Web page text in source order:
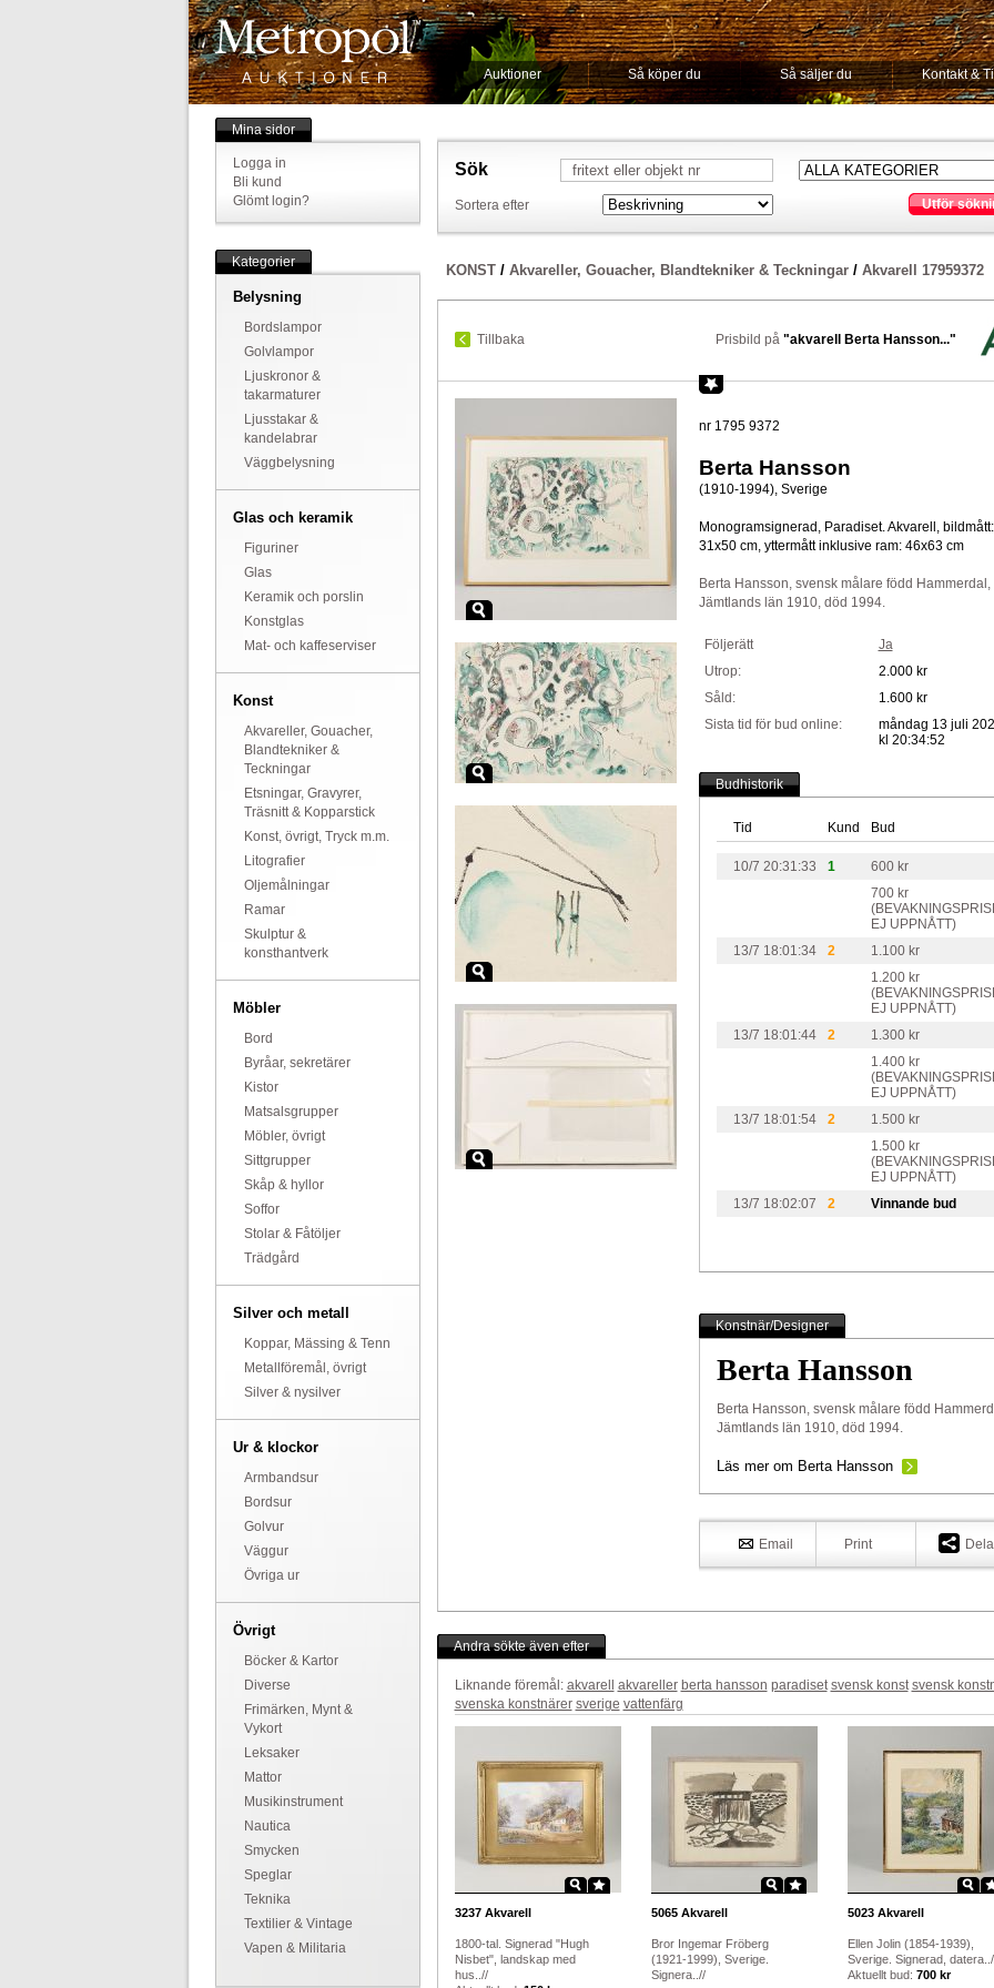
Auktioner Så köper du Så säljer du Kontakt &
Mina sidor
Logga in
Bli kund
Glömt login?
Kategorier
Belysning
Bordslampor
Golvlampor
Ljuskronor &
takarmaturer
Ljusstakar &
kandelabrar
Väggbelysning
Glas och keramik
Figuriner
Glas
Keramik och porslin
Konstglas
Mat- och kaffeserviser
Konst
Akvareller, Gouacher,
Blandtekniker &
Teckningar
Etsningar, Gravyrer,
Träsnitt & Kopparstick
Konst, övrigt, Tryck m.m.
Litografier
Oljemålningar
Ramar
Skulptur &
konsthantverk
Möbler
Bord
Byråar, sekretärer
Kistor
Matsalsgrupper
Möbler, övrigt
Sittgrupper
Skåp & hyllor
Soffor
Stolar & Fåtöljer
Trädgård
Silver och metall
Koppar, Mässing & Tenn
Metallföremål, övrigt
Silver & nysilver
Ur & klockor
Armbandsur
Bordsur
Golvur
Väggur
Övriga ur
Övrigt
Böcker & Kartor
Diverse
Frimärken, Mynt &
Vykort
Leksaker
Mattor
Musikinstrument
Nautica
Smycken
Speglar
Teknika
Textilier & Vintage
Vapen & Militaria
Sök
Sortera efter Utför
KONST/ Akvareller, Gouacher, Blandtekniker & Teckningar/ Akvarell 17959372
Tillbaka Prisbild på "akvarell Berta Hansson..."
nr 1795 9372
Berta Hansson
(1910-1994), Sverige
Monogramsignerad, Paradiset. Akvarell, bildmått:
31x50 cm, yttermått inklusive ram: 46x63 cm
Berta Hansson, svensk målare född Hammerdal,
Jämtlands län 1910, död 1994.
Följerätt
Ja
Utrop:
2.000 kr
Såld:
1.600 kr
Sista tid för bud online:
måndag 13 juli
kl 20:34:52
Budhistorik
Tid Kund Bud
10/7 20:31:33 1
600 kr
700 kr
EJ UPPNÅTT)
13/7 18:01:34
2
1.100 kr
1.200 kr
EJ UPPNÅTT)
13/7 18:01:44
2
1.300 kr
1.400 kr
EJ UPPNÅTT)
13/7 18:01:54
2
1.500 kr
1.500 kr
EJ UPPNÅTT)
13/7 18:02:07
2 Vinnande bud
Konstnär/Designer
Berta Hansson
Berta Hansson, svensk målare född
Jämtlands län 1910, död 1994.
Läs mer om Berta Hansson
Email Print Dela
Andra sökte även efter
Liknande föremål: akvarell akvareller berta hansson paradiset svensk konst svensk
svenska konstnärer sverige vattenfärg
3237Akvarell
1800-tal. Signerad "Hugh
Nisbet", landskap med
hus..//
5065Akvarell
Bror Ingemar Fröberg
(1921-1999), Sverige.
Signera..//
5023Akvarell
Ellen Jolin (1854-1939),
Sverige. Signerad,
Aktuellt bud: 700 kr